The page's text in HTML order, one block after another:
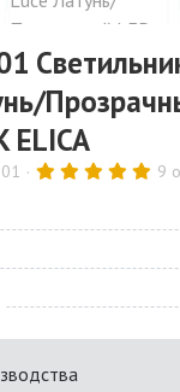
ELICA
9